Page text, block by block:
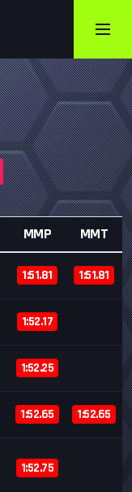
MMP MMT
1:51.81 1:51.81
1:52.17
1:52.25
1:52.65 1:52.65
1:52.75